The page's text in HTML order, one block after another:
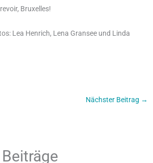
Bruxelles!
Lea Henrich, Lena Gransee und Linda
Nächster Beitrag →